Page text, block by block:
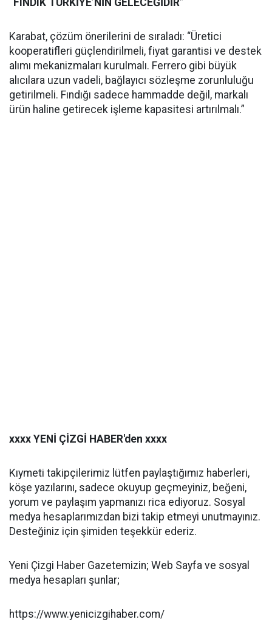
“FINDIK TÜRKİYE’NİN GELECEĞİDİR”
Karabat, çözüm önerilerini de sıraladı: “Üretici
kooperatifleri güçlendirilmeli, fiyat garantisi ve destek
alımı mekanizmaları kurulmalı. Ferrero gibi büyük
alıcılara uzun vadeli, bağlayıcı sözleşme zorunluluğu
getirilmeli. Fındığı sadece hammadde değil, markalı
ürün haline getirecek işleme kapasitesi artırılmalı.”
xxxx YENİ ÇİZGİ HABER'den xxxx
Kıymeti takipçilerimiz lütfen paylaştığımız haberleri,
köşe yazılarını, sadece okuyup geçmeyiniz, beğeni,
yorum ve paylaşım yapmanızı rica ediyoruz. Sosyal
medya hesaplarımızdan bizi takip etmeyi unutmayınız.
Desteğiniz için şimiden teşekkür ederiz.
Yeni Çizgi Haber Gazetemizin; Web Sayfa ve sosyal
medya hesapları şunlar;
https://www.yenicizgihaber.com/